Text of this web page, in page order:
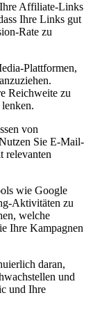
Affiliate-Links
Ihre Links gut
Rate zu
Plattformen,
Reichweite zu
von
Sie E-Mail-
relevanten
wie Google
Aktivitäten zu⁢
welche
Ihre Kampagnen
daran,
und
und ⁢Ihre